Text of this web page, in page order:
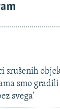
srušenih
smo
svega'